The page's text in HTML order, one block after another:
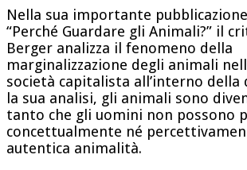
Nella sua importante
“Perché Guardare gli Animali?” il
Berger analizza il fenomeno della
marginalizzazione degli animali
società capitalista all’interno della
la sua analisi, gli animali sono
tanto che gli uomini non possono
concettualmente né
autentica animalità.